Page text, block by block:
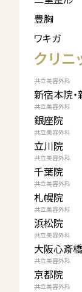
豊胸
ワキガ
クリニ
共立美容外科
新宿本院
共立美容外科
銀座院
共立美容外科
立川院
共立美容外科
千葉院
共立美容外科
札幌院
共立美容外科
浜松院
共立美容外科
大阪心斎
共立美容外科
京都院
共立美容外科